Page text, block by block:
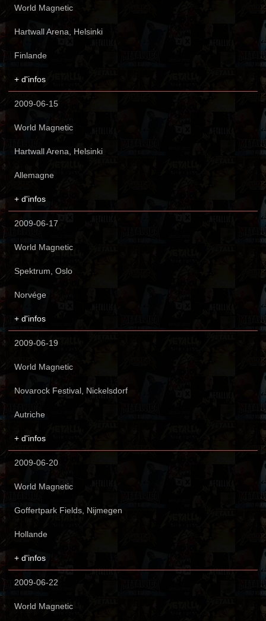
World Magnetic
Hartwall Arena, Helsinki
Finlande
+ d'infos
2009-06-15
World Magnetic
Hartwall Arena, Helsinki
Allemagne
+ d'infos
2009-06-17
World Magnetic
Spektrum, Oslo
Norvége
+ d'infos
2009-06-19
World Magnetic
Novarock Festival, Nickelsdorf
Autriche
+ d'infos
2009-06-20
World Magnetic
Goffertpark Fields, Nijmegen
Hollande
+ d'infos
2009-06-22
World Magnetic